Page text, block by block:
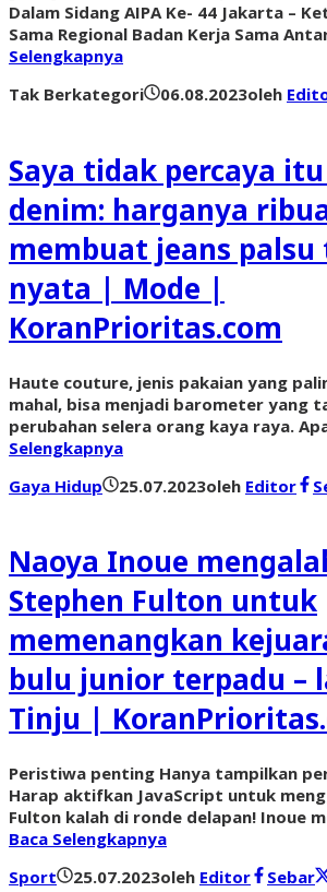
Dalam Sidang AIPA Ke- 44 Jakarta –
Sama Regional Badan Kerja Sama
Selengkapnya
Tak Berkategori
06.08.2023oleh
Saya tidak percaya
denim: harganya
membuat jeans
nyata | Mode |
KoranPrioritas.com
Haute couture, jenis pakaian yang
mahal, bisa menjadi barometer yang
perubahan selera orang kaya raya.
Selengkapnya
Gaya Hidup
25.07.2023oleh Editor
Naoya Inoue
Stephen Fulton untuk
memenangkan
bulu junior terpadu –
Tinju |
Peristiwa penting Hanya tampilkan
Harap aktifkan JavaScript untuk
Fulton kalah di ronde delapan! Inoue
Baca Selengkapnya
Sport
25.07.2023oleh Editor Sebar